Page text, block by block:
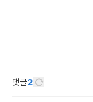
댓글2